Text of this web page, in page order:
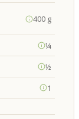
400 g
¼
½
1